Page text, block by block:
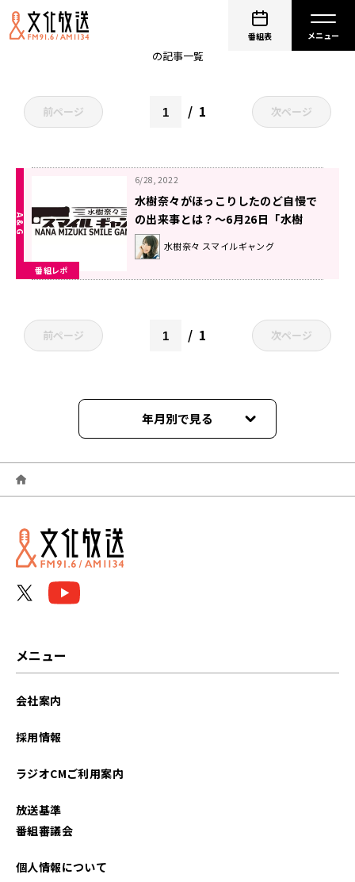
番組表
の記事一覧
前ページ 1 次ページ
番組レポ
6/28, 2022
水樹奈々がほっこりしたのど自慢で
の出来事とは？〜6月26日「水樹
奈々 スマイルギャング」
水樹奈々 スマイルギャング
前ページ 1 次ページ
年月別で見る
2025年06月
2023年10月
2023年09月
2022年11月
メニュー
会社案内
採用情報
ラジオCMご利用案内
放送基準
番組審議会
個人情報について